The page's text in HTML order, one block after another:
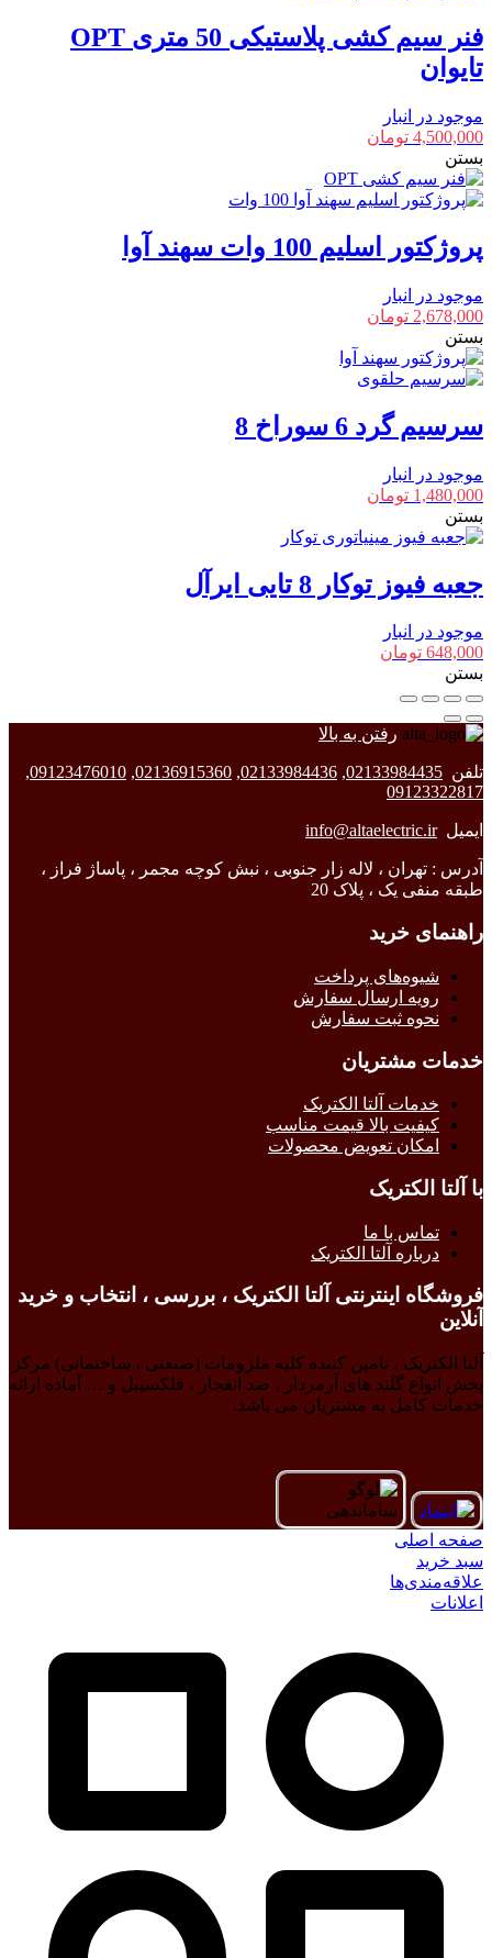
فنر سیم کشی پلاستیکی 50 متری OPT
تایوان
موجود در انبار
4,500,000 تومان
بستن
پروژکتور اسلیم 100 وات سهند آوا
موجود در انبار
2,678,000 تومان
بستن
سرسیم گرد 6 سوراخ 8
موجود در انبار
1,480,000 تومان
بستن
جعبه فیوز توکار 8 تایی ایرآل
موجود در انبار
648,000 تومان
بستن
رفتن به بالا
تلفن 02133984435
,
02133984436
,
02136915360
,
09123476010
,
09123322817
ایمیلinfo@altaelectric.ir
آدرس : تهران ، لاله زار جنوبی ، نبش کوچه مجمر ، پاساژ فراز ،
طبقه منفی یک ، پلاک 20
راهنمای خرید
شیوه‌های پرداخت
رویه ارسال سفارش
نحوه ثبت سفارش
خدمات مشتریان
خدمات آلتا الکتریک
کیفیت بالا قیمت مناسب
امکان تعویض محصولات
با آلتا الکتریک
تماس با ما
درباره آلتا الکتریک
فروشگاه اینترنتی آلتا الکتریک ، بررسی ، انتخاب و خرید
آنلاین
آلتا الکتریک ، تامین کننده کلیه ملزومات (صنعتی ، ساختمانی) مرکز
پخش انواع گلند های آرمردار ، ضد انفجار ، فلکسیبل و … آماده ارائه
خدمات کامل به مشتریان می باشد.
صفحه اصلی
سبد خرید
علاقه‌مندی‌ها
اعلانات